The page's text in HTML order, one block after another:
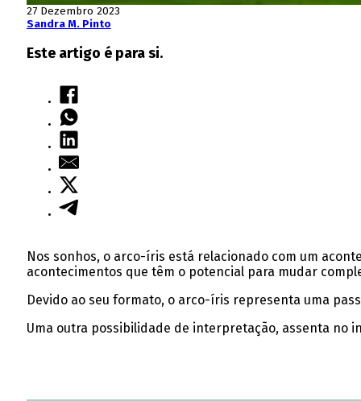
27 Dezembro 2023
Sandra M. Pinto
Este artigo é para si.
Nos sonhos, o arco-íris está relacionado com um
acontecimentos que têm o potencial para mudar
Devido ao seu formato, o arco-íris representa uma
Uma outra possibilidade de interpretação, assenta no